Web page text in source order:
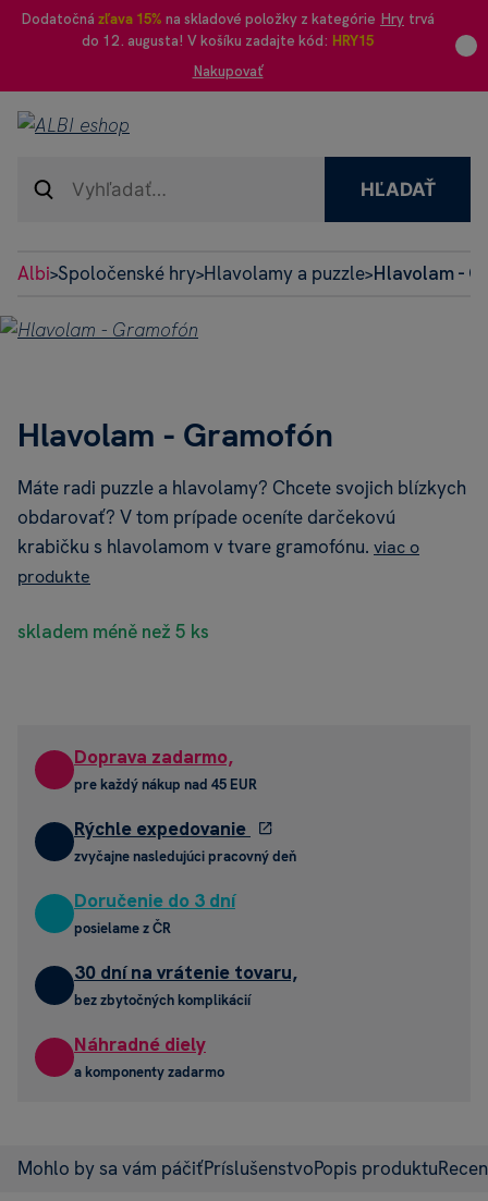
Dodatočná zľava 15% na skladové položky z kategórie Hry trvá
do 12. augusta! V košíku zadajte kód: HRY15
Nakupovať
HĽADAŤ
Albi>Spoločenské hry>Hlavolamy a puzzle>Hlavolam -
Hlavolam - Gramofón
Máte radi puzzle a hlavolamy? Chcete svojich blízkych
obdarovať? V tom prípade oceníte darčekovú
krabičku s hlavolamom v tvare gramofónu. viac o
produkte
skladem méně než 5 ks
Doprava zadarmo,
pre každý nákup nad 45 EUR
Rýchle expedovanie
zvyčajne nasledujúci pracovný deň
Doručenie do 3 dní
posielame z ČR
30 dní na vrátenie tovaru,
bez zbytočných komplikácií
Náhradné diely
a komponenty zadarmo
Mohlo by sa vám páčiťPríslušenstvoPopis produktu